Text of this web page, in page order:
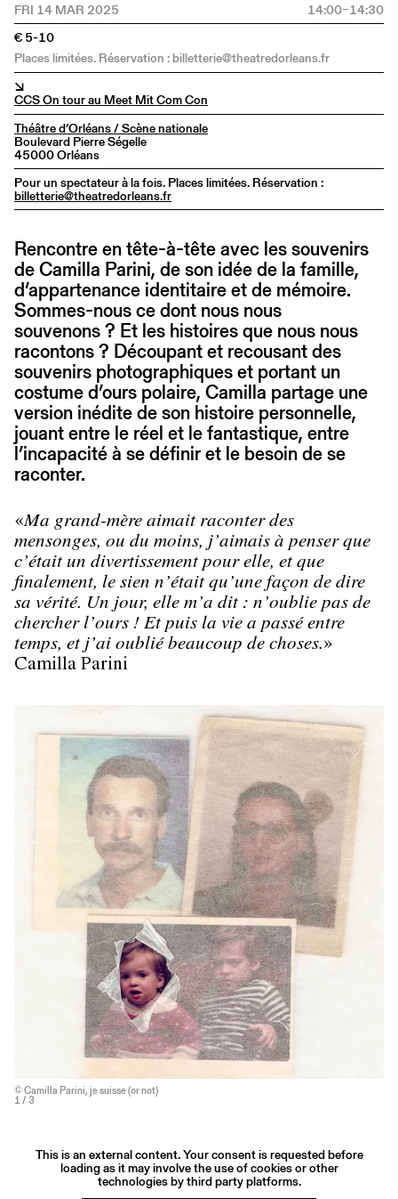
FRI 14 MAR 2025
14:00–14:30
€ 5-10
Places limitées. Réservation : billetterie@theatredorleans.fr
↘
CCS On tour au Meet Mit Com Con
Théâtre d’Orléans / Scène nationale
Boulevard Pierre Ségelle
45000 Orléans
Pour un spectateur à la fois. Places limitées. Réservation :
billetterie@theatredorleans.fr
Rencontre en tête-à-tête avec les souvenirs
de Camilla Parini, de son idée de la famille,
d’appartenance identitaire et de mémoire.
Sommes-nous ce dont nous nous
souvenons ? Et les histoires que nous nous
racontons ? Découpant et recousant des
souvenirs photographiques et portant un
costume d’ours polaire, Camilla partage une
version inédite de son histoire personnelle,
jouant entre le réel et le fantastique, entre
l’incapacité à se définir et le besoin de se
raconter.
«Ma grand-mère aimait raconter des
mensonges, ou du moins, j’aimais à penser que
c’était un divertissement pour elle, et que
finalement, le sien n’était qu’une façon de dire
sa vérité. Un jour, elle m’a dit : n’oublie pas de
chercher l’ours ! Et puis la vie a passé entre
temps, et j’ai oublié beaucoup de choses.»
Camilla Parini
© Camilla Parini, je suisse (or not)
1 / 3
This is an external content. Your consent is requested before
loading as it may involve the use of cookies or other
technologies by third party platforms.